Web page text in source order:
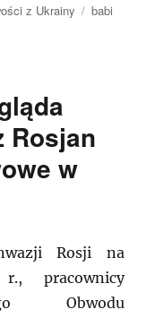
z Ukrainy Tagi
babi
Rosjan
w
Rosji na
pracownicy
Obwodu